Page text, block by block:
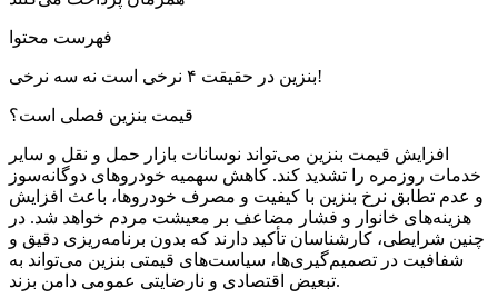
فهرست محتوا
بنزین در حقیقت ۴ نرخی است نه سه نرخی!
قیمت بنزین فصلی است؟
افزایش قیمت بنزین می‌تواند نوسانات بازار حمل و نقل و سایر
خدمات روزمره را تشدید کند. کاهش سهمیه خودروهای دوگانه‌سوز
و عدم تطابق نرخ بنزین با کیفیت و مصرف خودروها، باعث افزایش
هزینه‌های خانوار و فشار مضاعف بر معیشت مردم خواهد شد. در
چنین شرایطی، کارشناسان تأکید دارند که بدون برنامه‌ریزی دقیق و
شفافیت در تصمیم‌گیری‌ها، سیاست‌های قیمتی بنزین می‌تواند به
تبعیض اقتصادی و نارضایتی عمومی دامن بزند.